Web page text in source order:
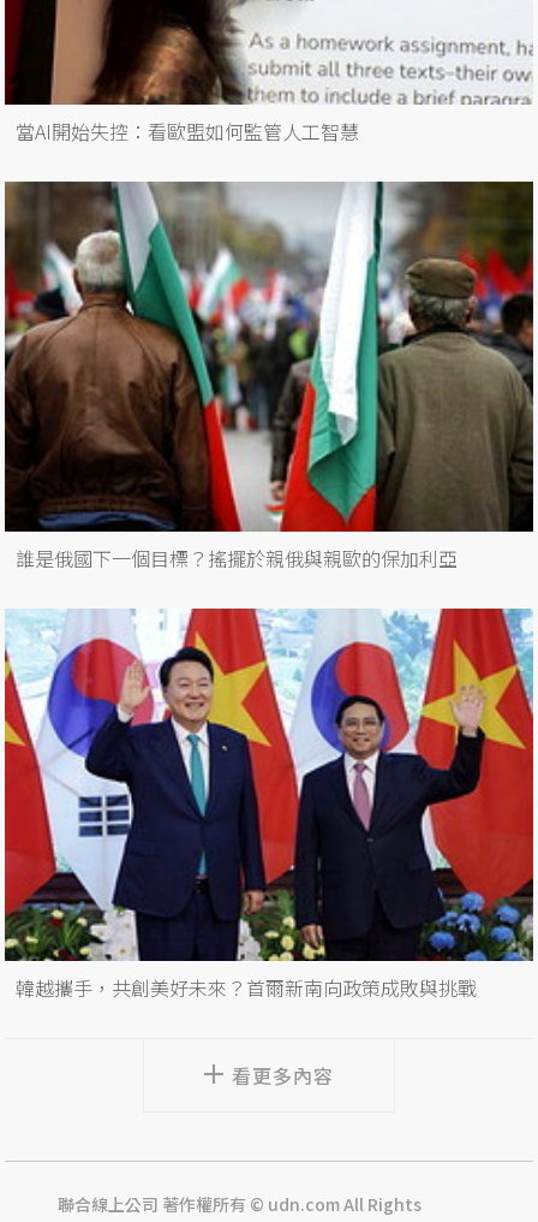
當AI開始失控：看歐盟如何監管人工智慧
誰是俄國下一個目標？搖擺於親俄與親歐的保加利亞
韓越攜手，共創美好未來？首爾新南向政策成敗與挑戰
看更多內容
聯合線上公司 著作權所有 © udn.com All Rights